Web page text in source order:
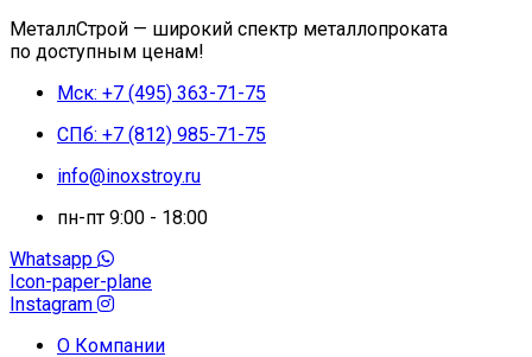
МеталлСтрой — широкий спектр металлопроката
по доступным ценам!
Мск: +7 (495) 363-71-75
СПб: +7 (812) 985-71-75
info@inoxstroy.ru
пн-пт 9:00 - 18:00
Whatsapp
Icon-paper-plane
Instagram
О Компании